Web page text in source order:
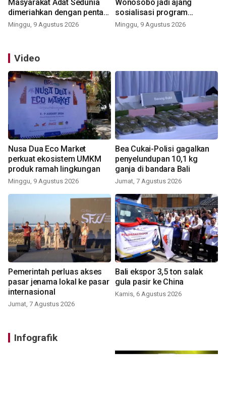
Masyarakat Adat Sedunia
dimeriahkan dengan pentas
seni budaya Bali
Minggu, 9 Agustus 2026
Wonosobo jadi ajang
sosialisasi program
pemerintah lewat balon
Minggu, 9 Agustus 2026
Video
Nusa Dua Eco Market
perkuat ekosistem UMKM
produk ramah lingkungan
Minggu, 9 Agustus 2026
Bea Cukai-Polisi gagalkan
penyelundupan 10,1 kg
ganja di bandara Bali
Jumat, 7 Agustus 2026
Pemerintah perluas akses
pasar jenama lokal ke pasar
internasional
Jumat, 7 Agustus 2026
Bali ekspor 3,5 ton salak
gula pasir ke China
Kamis, 6 Agustus 2026
Infografik